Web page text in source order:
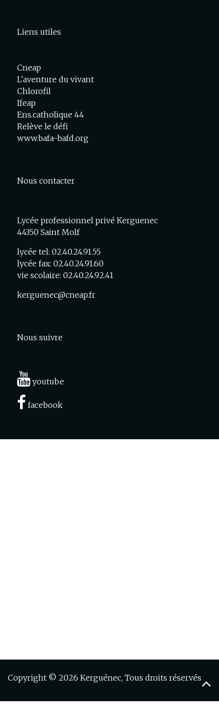
Liens utiles
Cneap
L'aventure du vivant
Chlorofil
Ifeap
Ens.catholique 44
Relève le défi
www.bafa-bafd.org
Nous contacter
Lycée professionnel privé Kerguenec
44350 Saint Molf
lycée tel: 02.40.24.91.55
lycée fax: 02.40.24.91.60
vie scolaire: 02.40.24.92.41
kerguenec@cneap.fr
Nous suivre
youtube
facebook
Copyright © 2026 Kerguénec, Tous droits réservés